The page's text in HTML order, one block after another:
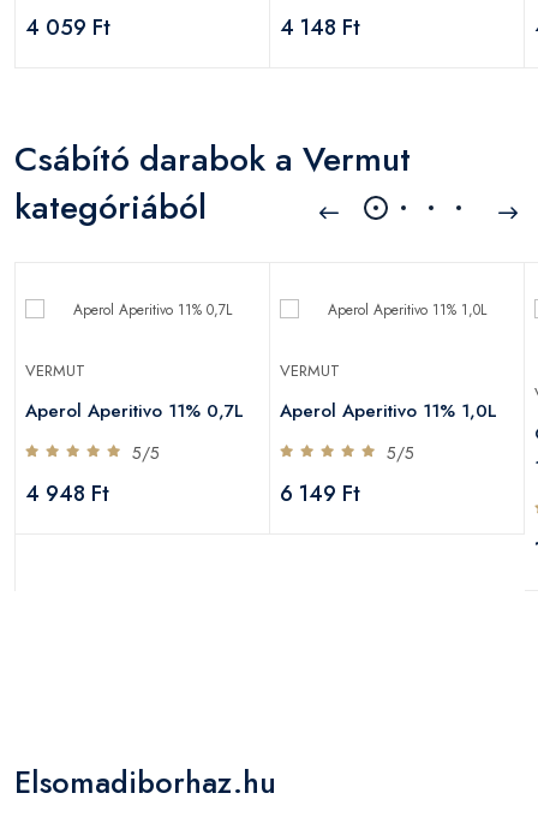
4 059 Ft 4 148 Ft
Csábító darabok a Vermut
kategóriából
VERMUT
Aperol Aperitivo 11% 0,7L
5/5
4 948 Ft
VERMUT
Aperol Aperitivo 11% 1,0L
5/5
6 149 Ft
Elsomadiborhaz.hu